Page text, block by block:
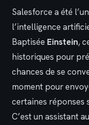
Salesforce a été
l’intelligence
Baptisée Einstein,
historiques pour
chances de se
moment pour
certaines réponses
C’est un assistant